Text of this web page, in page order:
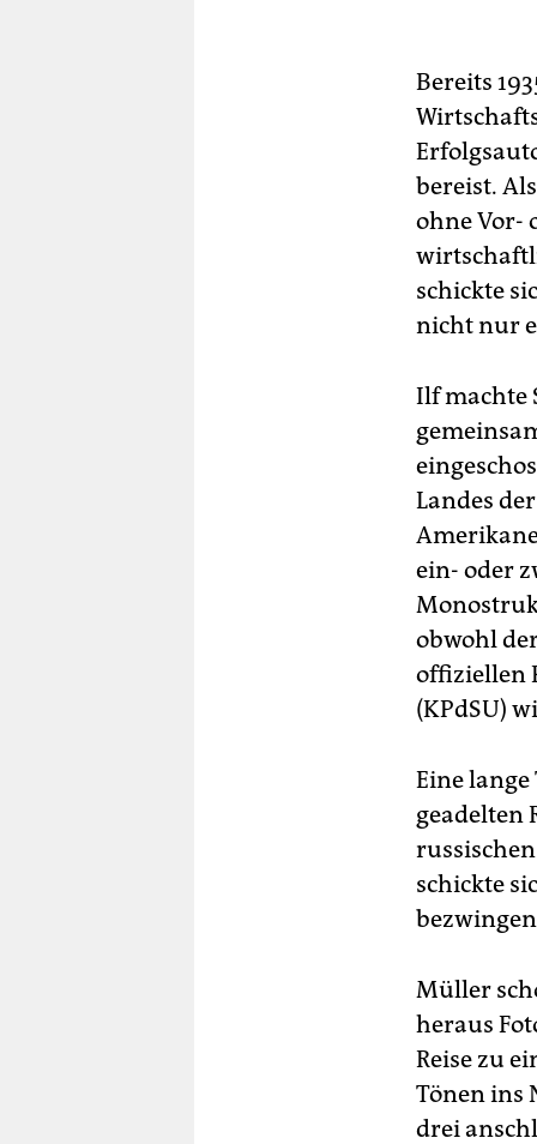
Bereits
bereist.
ohne Vor-
schickte
nicht nur
Ilf machte
Landes
ein- oder
obwohl
offiziellen
(KPdSU)
Eine
geadelten
schickte
Müller
heraus
Reise zu
Tönen ins
drei